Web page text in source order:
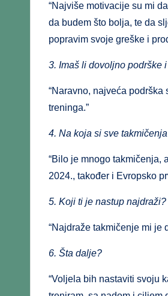
“Najviše motivacije su mi
da budem što bolja, te da
popravim svoje greške i
3. Imaš li dovoljno podrške
“Naravno, najveća
treninga.”
4. Na koja si sve
“Bilo je mnogo takmičenja,
2024., također i Evropsko
5. Koji ti je nastup najdraži?
“Najdraže takmičenje mi je
6. Šta dalje?
“Voljela bih nastaviti svoju